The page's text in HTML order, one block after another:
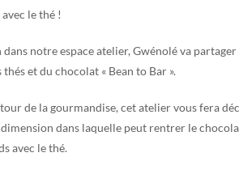
le thé !
dans notre espace atelier, Gwénolé va partager
thés et du chocolat « Bean to Bar ».
de la gourmandise, cet atelier vous fera
dans laquelle peut rentrer le
avec le thé.